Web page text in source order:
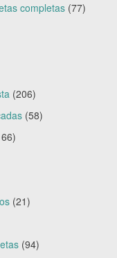
completas (77)
(206)
(58)
(21)
(94)